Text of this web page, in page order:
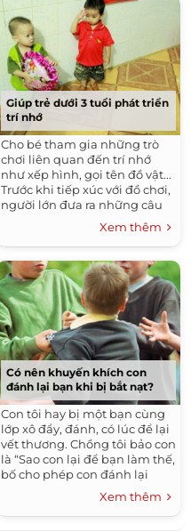
Giúp trẻ dưới 3 tuổi phát triển
trí nhớ
Cho bé tham gia những trò
chơi liên quan đến trí nhớ
như xếp hình, gọi tên đồ vật...
Trước khi tiếp xúc với đồ chơi,
người lớn đưa ra những câu
đố, câu hỏi liên quan đến đồ
vật để rèn luyện khả năng
nhớ của trẻ.
Xem thêm
Có nên khuyến khích con
đánh lại bạn khi bị bắt nạt?
Con tôi hay bị một bạn cùng
lớp xô đẩy, đánh, có lúc để lại
vết thương. Chồng tôi bảo con
là “Sao con lại để bạn làm thế,
bố cho phép con đánh lại
bạn. Làm con trai mà để kẻ
khác bắt nạt là hèn”.
Xem thêm